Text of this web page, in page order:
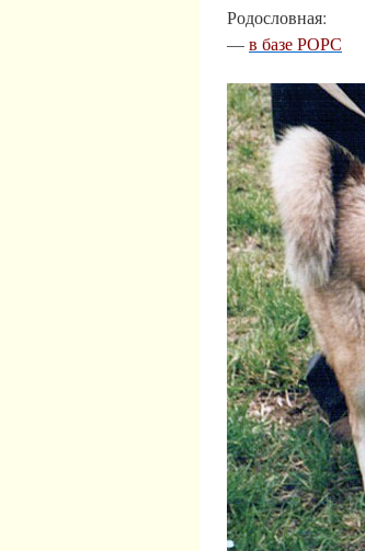
Родословная:
—в базе РОРС